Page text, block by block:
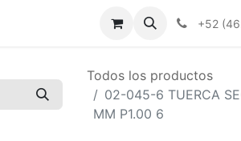
+52
Todos los productos
02-045-6 TUERCA
MM P1.00 6